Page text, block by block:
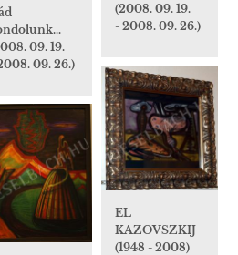
(2008. 09. 19.
- 2008. 09. 26.)
09. 19.
09. 26.)
EL
KAZOVSZKIJ
(1948 - 2008)